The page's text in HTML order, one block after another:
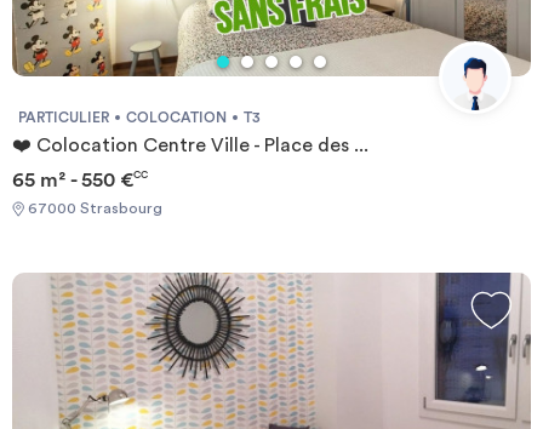
PARTICULIER COLOCATION T3
❤️ Colocation Centre Ville - Place des ...
65 m² - 550 €CC
67000 Strasbourg